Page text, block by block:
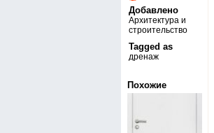
Добавлено
Архитектура и
строительство
Tagged as
дренаж
Похожие